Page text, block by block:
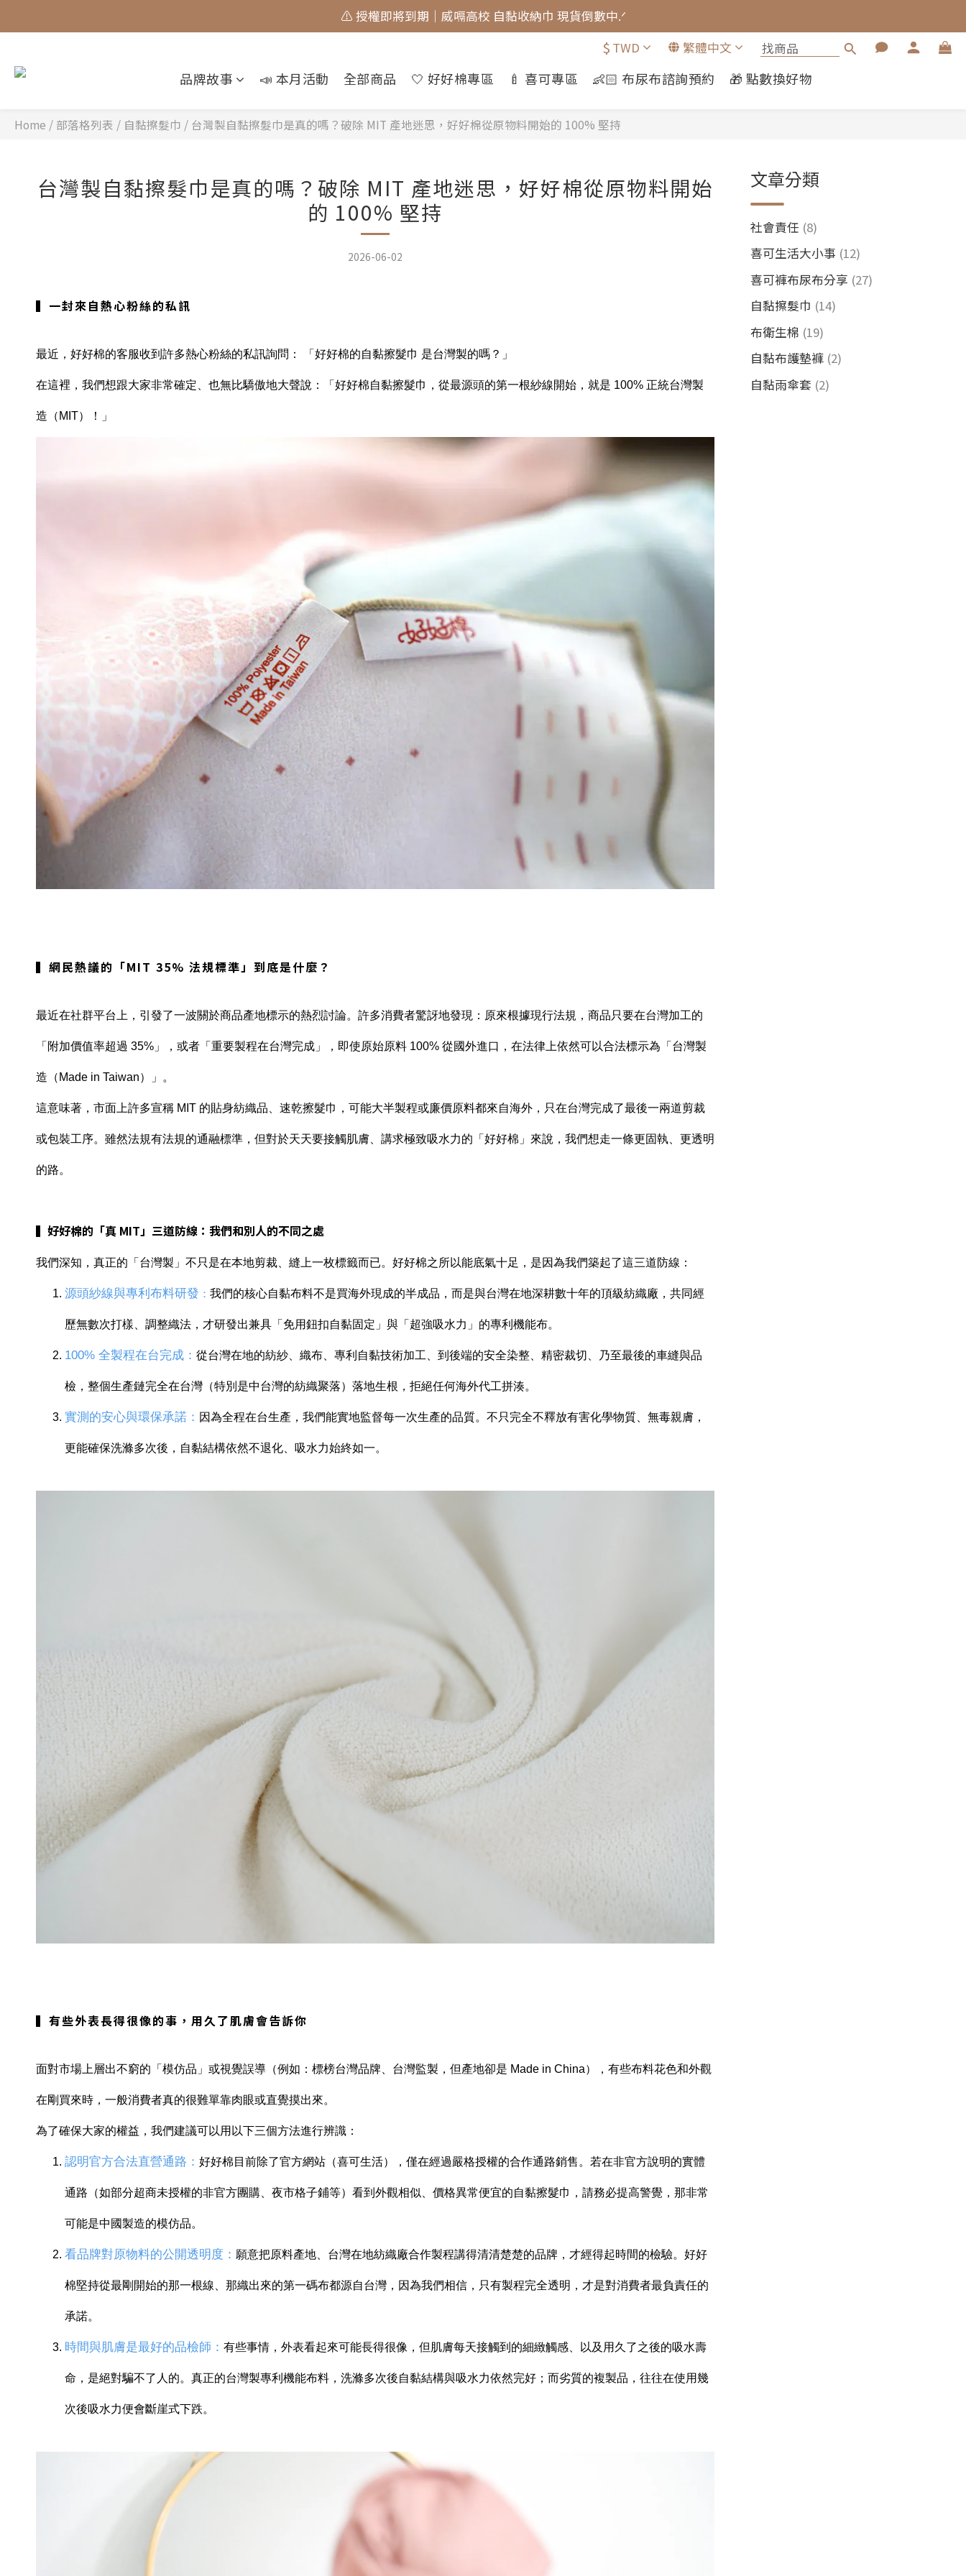
🎀 蝴蝶結貓貓的大人系日常 新上市⋆˚𝜗𝜚˚⋆
🎀 蝴蝶結貓貓的大人系日常 新上市⋆˚𝜗𝜚˚⋆
⚠️ 授權即將到期｜威嗝高校 自黏收納巾 現貨倒數中.ᐟ
$ TWD 繁體中文
品牌故事 📣 本月活動 全部商品 🤍 好好棉專區 🍼 喜可專區 👶🏻 布尿布諮詢預約 🎁 點數換好物
Home / 部落格列表 / 自黏擦髮巾 / 台灣製自黏擦髮巾是真的嗎？破除 MIT 產地迷思，好好棉從原物料開始的 100% 堅持
台灣製自黏擦髮巾是真的嗎？破除 MIT 產地迷思，好好棉從原物料開始
的 100% 堅持
2026-06-02
▍一封來自熱心粉絲的私訊
最近，好好棉的客服收到許多熱心粉絲的私訊詢問： 「好好棉的自黏擦髮巾 是台灣製的嗎？」
在這裡，我們想跟大家非常確定、也無比驕傲地大聲說：「好好棉自黏擦髮巾，從最源頭的第一根紗線開始，就是 100% 正統台灣製
造（MIT）！」
▍網民熱議的「MIT 35% 法規標準」到底是什麼？
最近在社群平台上，引發了一波關於商品產地標示的熱烈討論。許多消費者驚訝地發現：原來根據現行法規，商品只要在台灣加工的
「附加價值率超過 35%」，或者「重要製程在台灣完成」，即使原始原料 100% 從國外進口，在法律上依然可以合法標示為「台灣製
造（Made in Taiwan）」。
這意味著，市面上許多宣稱 MIT 的貼身紡織品、速乾擦髮巾，可能大半製程或廉價原料都來自海外，只在台灣完成了最後一兩道剪裁
或包裝工序。雖然法規有法規的通融標準，但對於天天要接觸肌膚、講求極致吸水力的「好好棉」來說，我們想走一條更固執、更透明
的路。
▍好好棉的「真 MIT」三道防線：我們和別人的不同之處
我們深知，真正的「台灣製」不只是在本地剪裁、縫上一枚標籤而已。好好棉之所以能底氣十足，是因為我們築起了這三道防線：
源頭紗線與專利布料研發 ： 我們的核心自黏布料不是買海外現成的半成品，而是與台灣在地深耕數十年的頂級紡織廠，共同經
歷無數次打樣、調整織法，才研發出兼具「免用鈕扣自黏固定」與「超強吸水力」的專利機能布。
100% 全製程在台完成： 從台灣在地的紡紗、織布、專利自黏技術加工、到後端的安全染整、精密裁切、乃至最後的車縫與品
檢，整個生產鏈完全在台灣（特別是中台灣的紡織聚落）落地生根，拒絕任何海外代工拼湊。
實測的安心與環保承諾： 因為全程在台生產，我們能實地監督每一次生產的品質。不只完全不釋放有害化學物質、無毒親膚，
更能確保洗滌多次後，自黏結構依然不退化、吸水力始終如一。
▍有些外表長得很像的事，用久了肌膚會告訴你
面對市場上層出不窮的「模仿品」或視覺誤導（例如：標榜台灣品牌、台灣監製，但產地卻是 Made in China），有些布料花色和外觀
在剛買來時，一般消費者真的很難單靠肉眼或直覺摸出來。
為了確保大家的權益，我們建議可以用以下三個方法進行辨識：
認明官方合法直營通路 ： 好好棉目前除了官方網站（喜可生活），僅在經過嚴格授權的合作通路銷售。若在非官方說明的實體
通路（如部分超商未授權的非官方團購、夜市格子鋪等）看到外觀相似、價格異常便宜的自黏擦髮巾，請務必提高警覺，那非常
可能是中國製造的模仿品。
看品牌對原物料的公開透明度 ： 願意把原料產地、台灣在地紡織廠合作製程講得清清楚楚的品牌，才經得起時間的檢驗。好好
棉堅持從最剛開始的那一根線、那織出來的第一碼布都源自台灣，因為我們相信，只有製程完全透明，才是對消費者最負責任的
承諾。
時間與肌膚是最好的品檢師 ： 有些事情，外表看起來可能長得很像，但肌膚每天接觸到的細緻觸感、以及用久了之後的吸水壽
命，是絕對騙不了人的。真正的台灣製專利機能布料，洗滌多次後自黏結構與吸水力依然完好；而劣質的複製品，往往在使用幾
次後吸水力便會斷崖式下跌。
文章分類
社會責任 (8)
喜可生活大小事 (12)
喜可褲布尿布分享 (27)
自黏擦髮巾 (14)
布衛生棉 (19)
自黏布護墊褲 (2)
自黏雨傘套 (2)